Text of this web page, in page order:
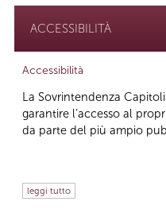
ACCESSIBILITÀ
Accessibilità
La Sovrintendenza
garantire l’accesso al
da parte del più ampio
leggi tutto